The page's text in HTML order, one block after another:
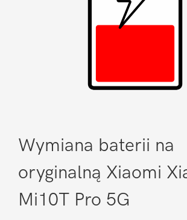
Wymiana baterii na
oryginalną Xiaomi
Mi10T Pro 5G